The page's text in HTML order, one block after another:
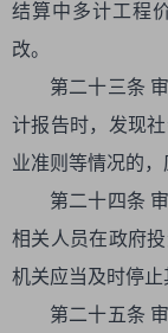
结算中多计工程
改。
第二十三条
计报告时，发现
业准则等情况的，
第二十四条
相关人员在政府
机关应当及时停止
第二十五条